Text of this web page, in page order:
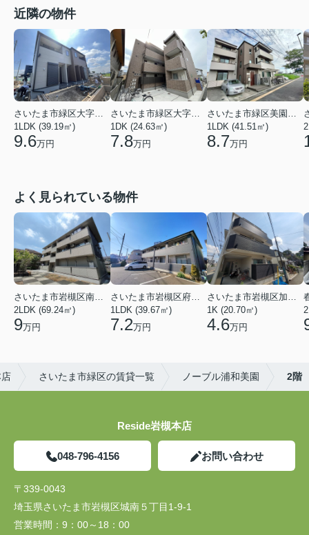
近隣の物件
さいたま市緑区大字中野田
1LDK (39.19㎡)
9.6万円
さいたま市緑区大字下野田
1DK (24.63㎡)
7.8万円
さいたま市緑区美園３丁目
1LDK (41.51㎡)
8.7万円
よく見られている物件
さいたま市岩槻区南平野４丁目
2LDK (69.24㎡)
9万円
さいたま市岩槻区府内１丁目
1LDK (39.67㎡)
7.2万円
さいたま市岩槻区加倉１丁目
1K (20.70㎡)
4.6万円
さいたま市緑区の賃貸一覧 ノーブル浦和美園 2階
Reside岩槻本店
048-796-4156 お問い合わせ
〒339-0043
埼玉県さいたま市岩槻区城南５丁目1-9-1
営業時間： 9：00～18：00